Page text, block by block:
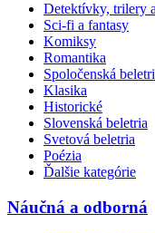
Detektívky, trilery
Sci-fi a fantasy
Komiksy
Romantika
Spoločenská
Klasika
Historické
Slovenská beletria
Svetová beletria
Poézia
Ďalšie kategórie
Náučná a odborná